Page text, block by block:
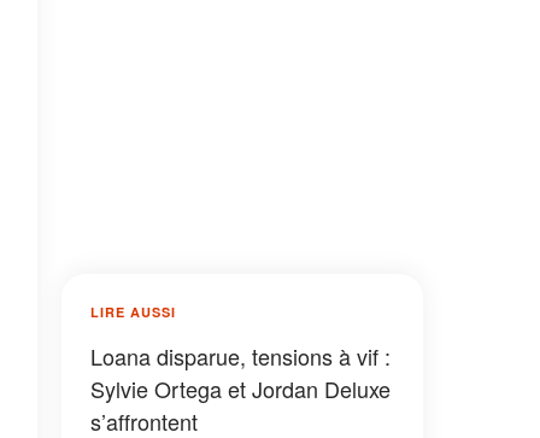
LIRE AUSSI
Loana disparue, tensions à vif :
Sylvie Ortega et Jordan Deluxe
s’affrontent